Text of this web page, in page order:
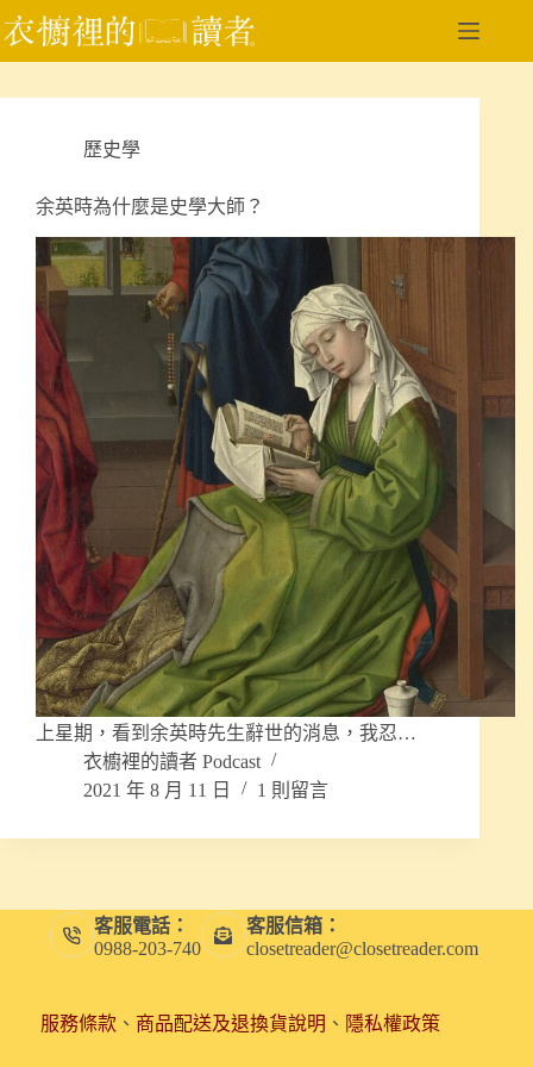
跳
至
要
歷史學
余英時為什麼是史學大師？
上星期，看到余英時先生辭世的消息，我忍…
衣櫥裡的讀者 Podcast
2021 年 8 月 11 日
1 則留言
客服電話：
0988-203-740
客服信箱：
closetreader@closetreader.com
服務條款、 商品配送及退換貨說明 、 隱私權政策